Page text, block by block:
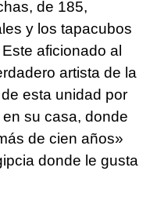
de 185,
y los tapacubos
aficionado al
artista de la
esta unidad por
su casa, donde
de cien años»
donde le gusta